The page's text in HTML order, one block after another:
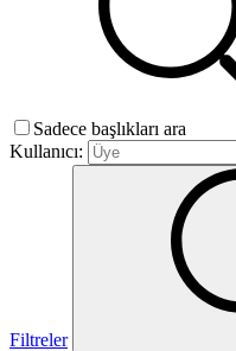
Sadece başlıkları ara
Kullanıcı:
Filtreler